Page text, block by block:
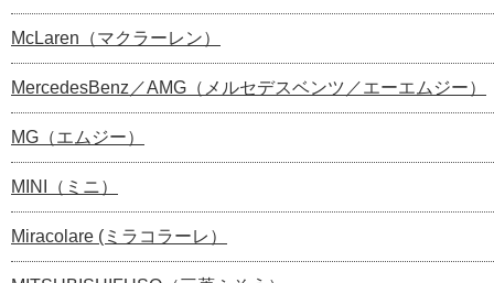
McLaren（マクラーレン）
MercedesBenz／AMG（メルセデスベンツ／エーエムジー）
MG（エムジー）
MINI（ミニ）
Miracolare (ミラコラーレ）